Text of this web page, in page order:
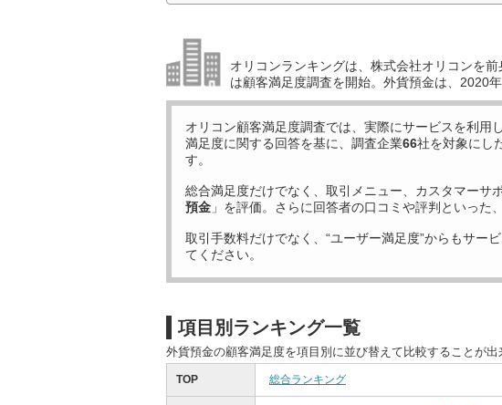
オリコンランキングは、株式会社オリコンを
は顧客満足度調査を開始。外貨預金は、2020
オリコン顧客満足度調査では、実際にサービスを利用
満足度に関する回答を基に、調査企業66社を対象にし
す。
総合満足度だけでなく、取引メニュー、カスタマーサ
預金 」を評価。さらに回答者の口コミや評判といった
取引手数料だけでなく、“ユーザー満足度”からもサー
てください。
項目別ランキング一覧
外貨預金の顧客満足度を項目別に並び替えて比較することが出
TOP 総合ランキング